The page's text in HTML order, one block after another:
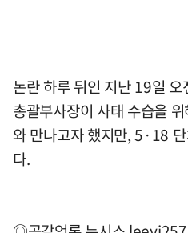
논란 하루 뒤인 지난 19일
총괄부사장이 사태 수습을
와 만나고자 했지만, 5·18
다.